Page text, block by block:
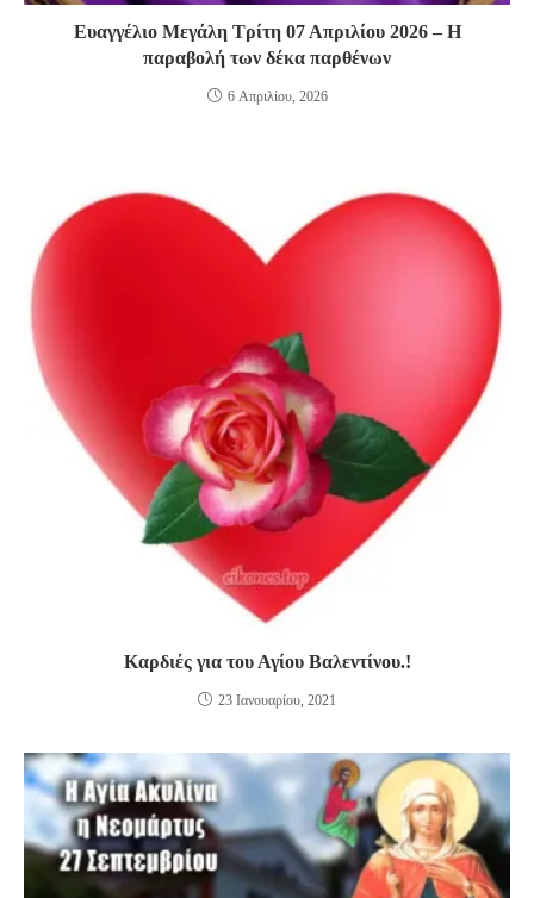
Ευαγγέλιο Μεγάλη Τρίτη 07 Απριλίου 2026 – Η
παραβολή των δέκα παρθένων
6 Απριλίου, 2026
Καρδιές για του Αγίου Βαλεντίνου.!
23 Ιανουαρίου, 2021